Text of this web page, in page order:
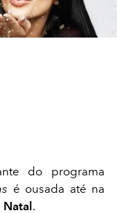
do programa
é ousada até na
Natal.